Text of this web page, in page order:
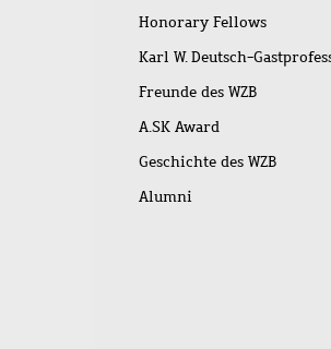
Honorary Fellows
Karl W. Deutsch-
Freunde des WZB
A.SK Award
Geschichte des WZB
Alumni